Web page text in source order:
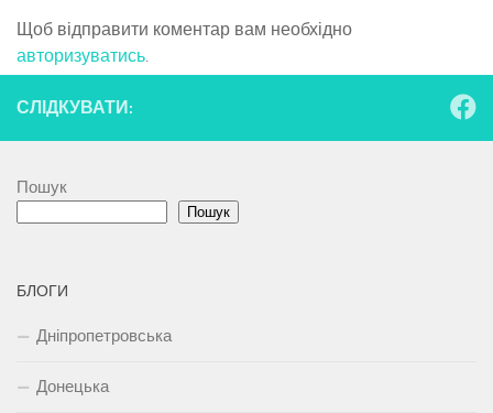
Щоб відправити коментар вам необхідно
авторизуватись.
СЛІДКУВАТИ:
Пошук
Пошук
БЛОГИ
Дніпропетровська
Донецька